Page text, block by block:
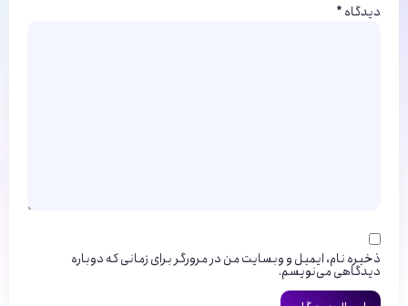
دیدگاه*
ذخیره نام، ایمیل و وبسایت من در مرورگر برای زمانی که دوباره
دیدگاهی می‌نویسم.